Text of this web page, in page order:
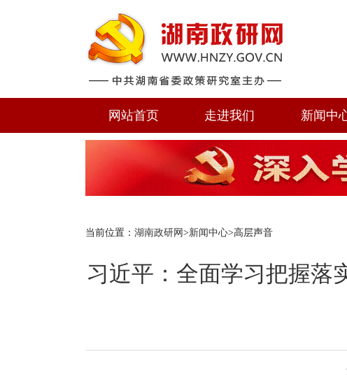
网站首页 走进我们 新闻中
当前位置： 湖南政研网 >新闻中心>高层声音
习近平：全面学习把握落